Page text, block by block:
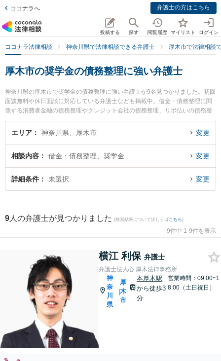
ココナラへ 弁護士の方はこちら
投稿する 探す 閲覧履歴 マイリスト ログイン
ココナラ法律相談 神奈川県で法律相談できる弁護士 厚木市で法律相談
厚木市の奨学金の債務整理に強い弁護士
神奈川県の厚木市で奨学金の債務整理に強い弁護士が9名見つかりました。初回
面談無料や休日面談に対応している弁護士なども掲載中。借金・債務整理に関
係する消費者金融の債務整理やクレジット会社の債務整理、リボ払いの債務整
理等の細かな分野での絞り込み検索もでき便利です。特に弁護士法人心 厚木法
律事務所の横江 利保弁護士や相州法律事務所の大谷 優樹弁護士、AYU総合法律
今すぐに弁護士に相談したい』『奨学金の債務整理のトラブル解決の実績豊富
な近くの弁護士を検索したい』『初回相談無料で奨学金の債務整理を法律相談
できる厚木市内の弁護士に相談予約したい』などでお困りの相談者さんにおす
エリア 神奈川県、厚木市 変更
相談内容 借金・債務整理、奨学金 変更
詳細条件 未選択 変更
9 人の弁護士が見つかりました (検索結果について詳しくは こちら)
9件中 1-9件を表示
横江 利保 弁護士
弁護士法人心 厚木法律事務所
神
奈
川
県
|
厚
木
市
本厚木駅
から徒歩3
分
営業時間：09:00~1
8:00（土日祝日）